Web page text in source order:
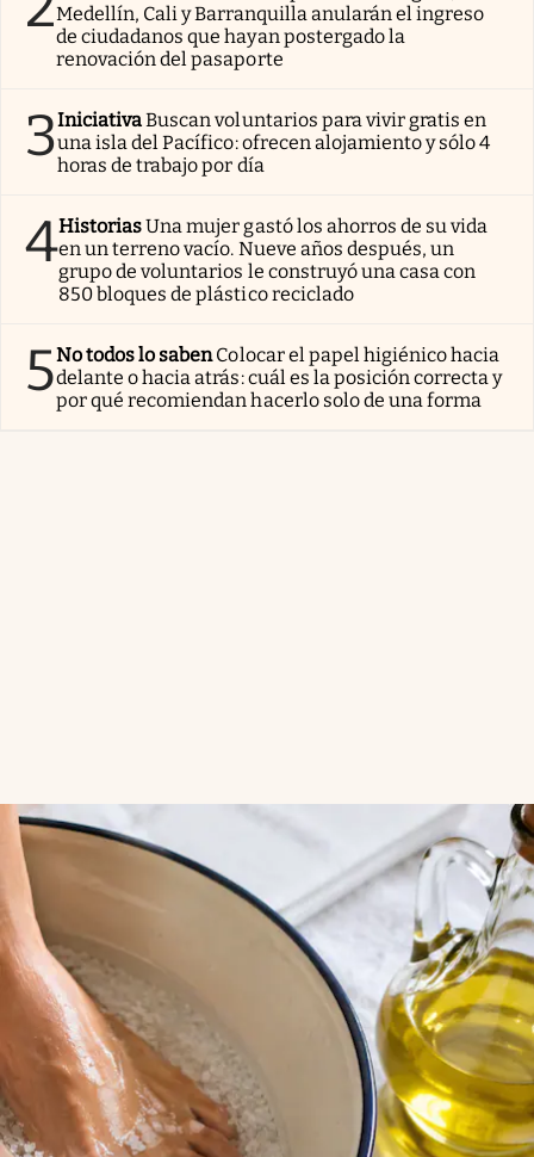
Medellín, Cali y Barranquilla anularán el ingreso
de ciudadanos que hayan postergado la
renovación del pasaporte
3IniciativaBuscan voluntarios para vivir gratis en
una isla del Pacífico: ofrecen alojamiento y sólo 4
horas de trabajo por día
4HistoriasUna mujer gastó los ahorros de su vida
en un terreno vacío. Nueve años después, un
grupo de voluntarios le construyó una casa con
850 bloques de plástico reciclado
5No todos lo sabenColocar el papel higiénico hacia
delante o hacia atrás: cuál es la posición correcta y
por qué recomiendan hacerlo solo de una forma